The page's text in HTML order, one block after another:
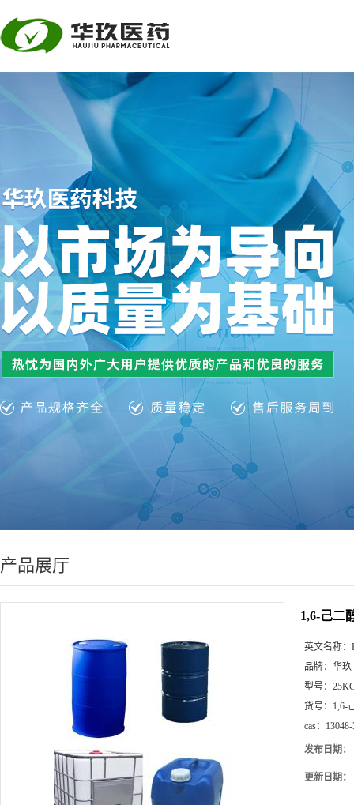
产品展厅
1,6-己二
英文名称：
品牌： 华玖
型号：
货号： 1,6-
cas：
发布日期：
更新日期：